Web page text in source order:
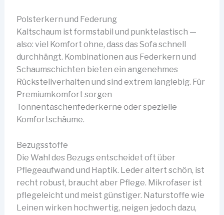
Polsterkern und Federung
Kaltschaum ist formstabil und punktelastisch —
also: viel Komfort ohne, dass das Sofa schnell
durchhängt. Kombinationen aus Federkern und
Schaumschichten bieten ein angenehmes
Rückstellverhalten und sind extrem langlebig. Für
Premiumkomfort sorgen
Tonnentaschenfederkerne oder spezielle
Komfortschäume.
Bezugsstoffe
Die Wahl des Bezugs entscheidet oft über
Pflegeaufwand und Haptik. Leder altert schön, ist
recht robust, braucht aber Pflege. Mikrofaser ist
pflegeleicht und meist günstiger. Naturstoffe wie
Leinen wirken hochwertig, neigen jedoch dazu,